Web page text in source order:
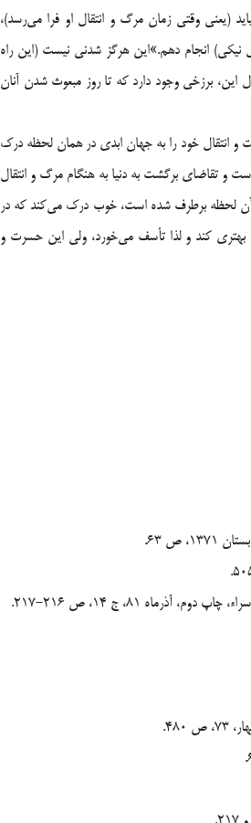
(يعني وقتي زمان مرگ و انتقال او فرا مي‌رسد)،
نيکي) انجام دهم.»‌اين هرگز شدني نيست (اين راه
برزخي وجود دارد كه تا روز مبعوث شدن آنان
انتقال خود را به جهان ابدي در همان لحظه درك
و تقاضاي برگشت به دنيا به هنگام مرگ و انتقال
لحظه برطرف شده است، خوب درك مي‌كند كه در
بهتري كند و لذا تأسف مي‌خورد، ولي اين حسرت و